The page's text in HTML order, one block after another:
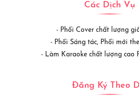
Các Dịch Vụ
- Phối Cover chất lượng
- Phối Sáng tác, Phối mới
- Làm Karaoke chất lượng cao
Đăng Ký Theo